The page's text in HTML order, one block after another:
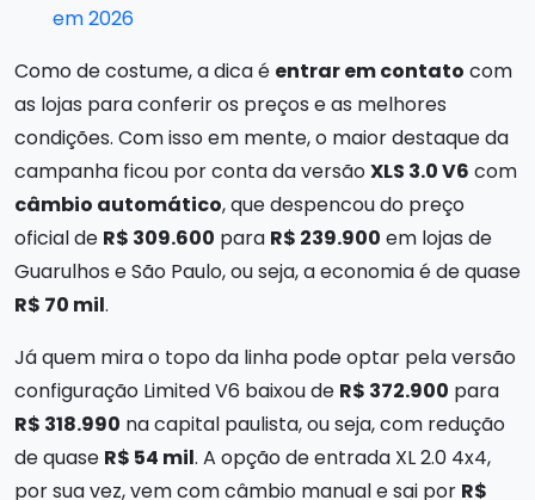
em 2026
Como de costume, a dica é entrar em contato com
as lojas para conferir os preços e as melhores
condições. Com isso em mente, o maior destaque da
campanha ficou por conta da versãoXLS 3.0 V6 com
câmbio automático, que despencou do preço
oficial de R$ 309.600 para R$ 239.900 em lojas de
Guarulhos e São Paulo, ou seja, a economia é de quase
R$ 70 mil.
Já quem mira o topo da linha pode optar pela versão
configuração Limited V6 baixou de R$ 372.900 para
R$ 318.990 na capital paulista, ou seja, com redução
de quase R$ 54 mil. A opção de entrada XL 2.0 4x4,
por sua vez, vem com câmbio manual e sai por R$